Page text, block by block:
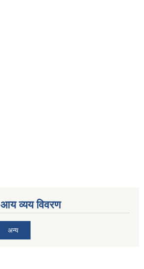
आय व्यय विवरण
अन्य